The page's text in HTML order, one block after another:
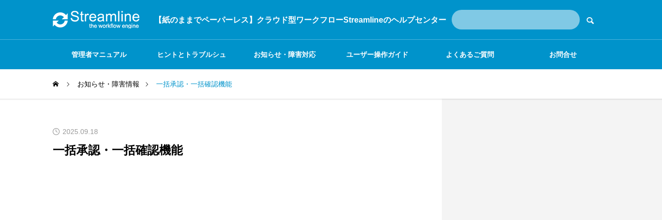
【紙のままでペーパーレス】クラウド型ワークフローStreamlineのヘルプセンター
管理者マニュアル ヒントとトラブルシュ
ーティング
お知らせ・障害対応 ユーザー操作ガイド よくあるご質問 お問合せ
お知らせ・障害情報 一括承認・一括確認機能
2025.09.18
一括承認・一括確認機能